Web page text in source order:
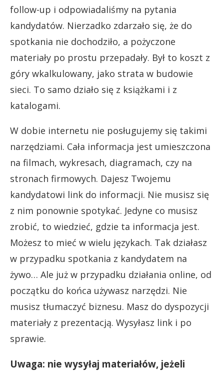
follow-up i odpowiadaliśmy na pytania
kandydatów. Nierzadko zdarzało się, że do
spotkania nie dochodziło, a pożyczone
materiały po prostu przepadały. Był to koszt z
góry wkalkulowany, jako strata w budowie
sieci. To samo działo się z książkami i z
katalogami.
W dobie internetu nie posługujemy się takimi
narzędziami. Cała informacja jest umieszczona
na filmach, wykresach, diagramach, czy na
stronach firmowych. Dajesz Twojemu
kandydatowi link do informacji. Nie musisz się
z nim ponownie spotykać. Jedyne co musisz
zrobić, to wiedzieć, gdzie ta informacja jest.
Możesz to mieć w wielu językach. Tak działasz
w przypadku spotkania z kandydatem na
żywo… Ale już w przypadku działania online, od
początku do końca używasz narzędzi. Nie
musisz tłumaczyć biznesu. Masz do dyspozycji
materiały z prezentacją. Wysyłasz link i po
sprawie.
Uwaga: nie wysyłaj materiałów, jeżeli